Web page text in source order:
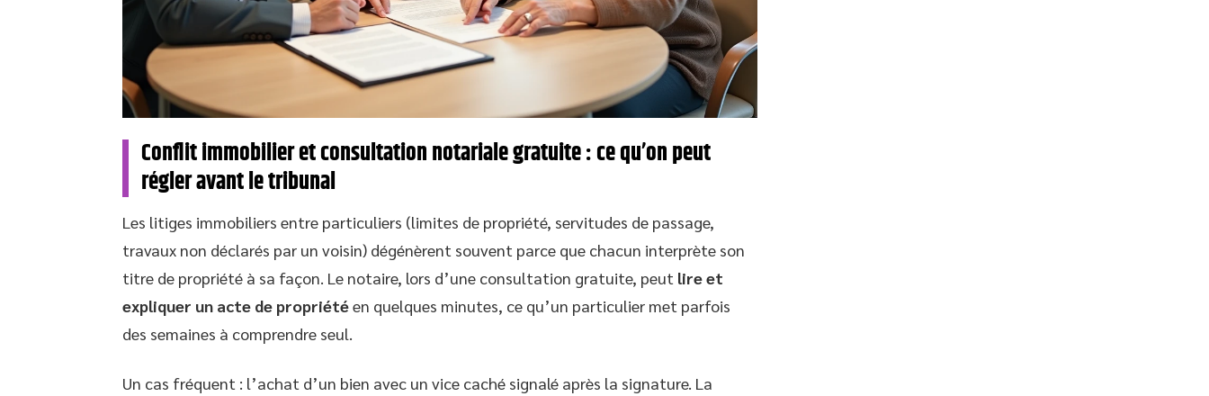
Conflit immobilier et consultation notariale gratuite : ce qu’on peut
régler avant le tribunal
Les litiges immobiliers entre particuliers (limites de propriété, servitudes de passage,
travaux non déclarés par un voisin) dégénèrent souvent parce que chacun interprète son
titre de propriété à sa façon. Le notaire, lors d’une consultation gratuite, peut lire et
expliquer un acte de propriétéen quelques minutes, ce qu’un particulier met parfois
des semaines à comprendre seul.
Un cas fréquent : l’achat d’un bien avec un vice caché signalé après la signature. La